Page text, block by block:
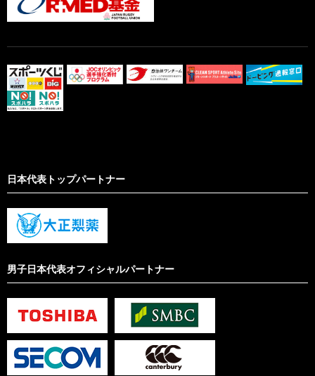
日本代表トップパートナー
男子日本代表オフィシャルパートナー